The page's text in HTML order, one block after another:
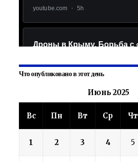
Что опубликовано в этот день
Июнь 2025
Вс Пн Вт Ср Чт
1 2 3 4 5